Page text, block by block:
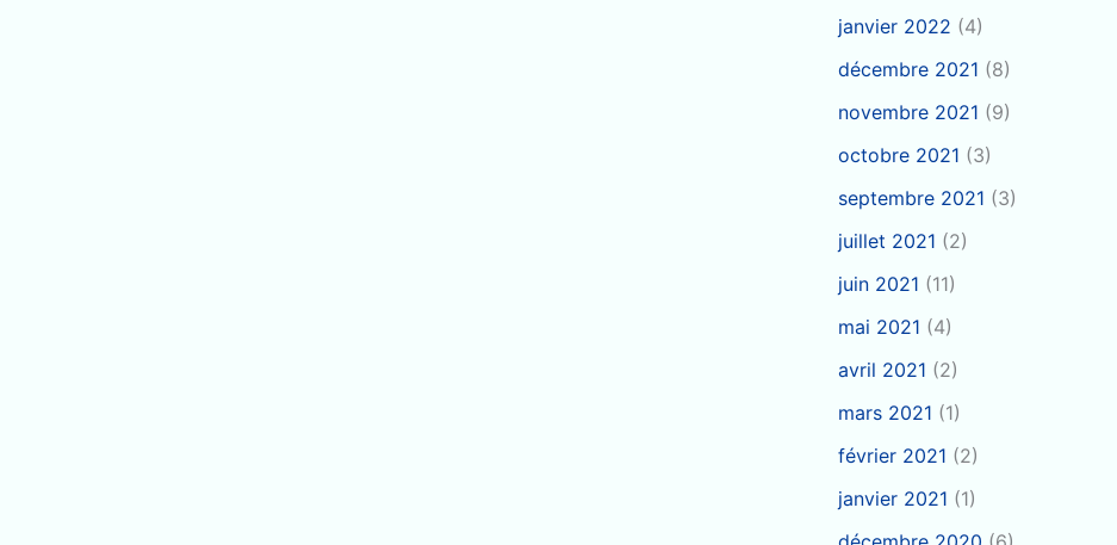
janvier 2022 (4)
décembre 2021 (8)
novembre 2021 (9)
octobre 2021 (3)
septembre 2021 (3)
juillet 2021 (2)
juin 2021 (11)
mai 2021 (4)
avril 2021 (2)
mars 2021 (1)
février 2021 (2)
janvier 2021 (1)